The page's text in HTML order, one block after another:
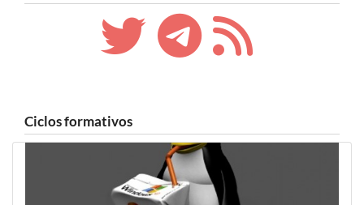
Ciclos formativos